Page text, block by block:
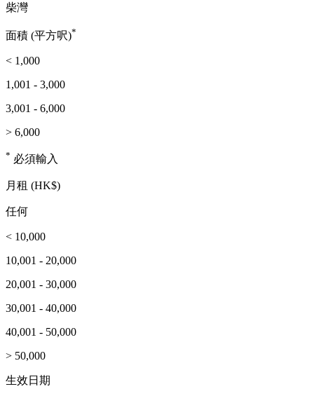
柴灣
面積 (平方呎)*
< 1,000
1,001 - 3,000
3,001 - 6,000
> 6,000
* 必須輸入
月租 (HK$)
任何
< 10,000
10,001 - 20,000
20,001 - 30,000
30,001 - 40,000
40,001 - 50,000
> 50,000
生效日期